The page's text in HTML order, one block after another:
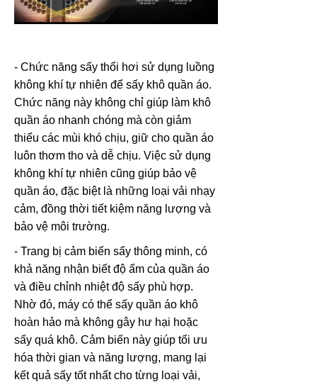
- Chức năng sấy thổi hơi sử dụng luồng
không khí tự nhiên để sấy khô quần áo.
Chức năng này không chỉ giúp làm khô
quần áo nhanh chóng mà còn giảm
thiểu các mùi khó chịu, giữ cho quần áo
luôn thơm tho và dễ chịu. Việc sử dụng
không khí tự nhiên cũng giúp bảo vệ
quần áo, đặc biệt là những loại vải nhạy
cảm, đồng thời tiết kiệm năng lượng và
bảo vệ môi trường.
- Trang bị cảm biến sấy thông minh, có
khả năng nhận biết độ ẩm của quần áo
và điều chỉnh nhiệt độ sấy phù hợp.
Nhờ đó, máy có thể sấy quần áo khô
hoàn hảo mà không gây hư hại hoặc
sấy quá khô. Cảm biến này giúp tối ưu
hóa thời gian và năng lượng, mang lại
kết quả sấy tốt nhất cho từng loại vải,